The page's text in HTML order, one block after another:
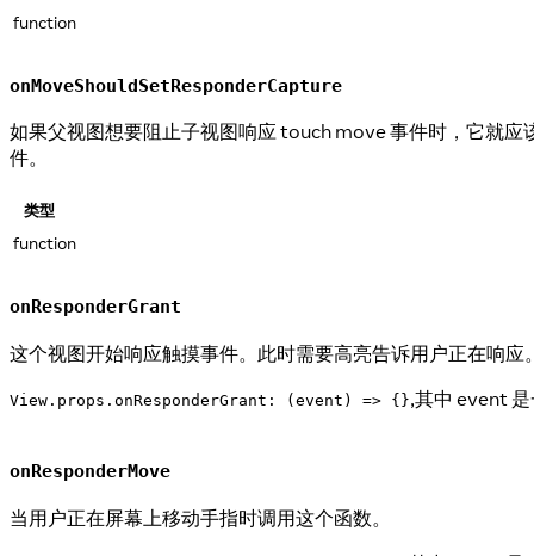
function
onMoveShouldSetResponderCapture
如果父视图想要阻止子视图响应 touch move 事件时，它就应
件。
类型
function
onResponderGrant
这个视图开始响应触摸事件。此时需要高亮告诉用户正在响
View.props.onResponderGrant: (event) => {},其中 event
onResponderMove
当用户正在屏幕上移动手指时调用这个函数。